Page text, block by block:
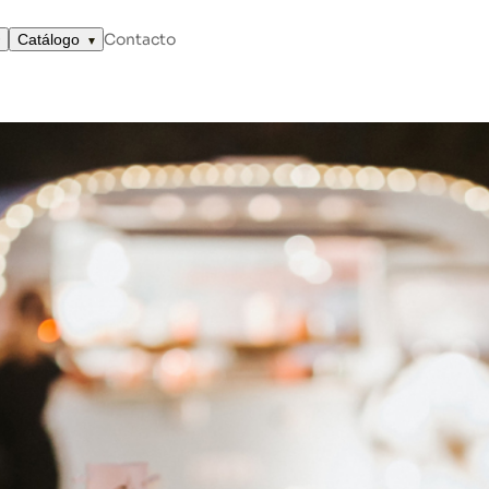
Catálogo Contacto